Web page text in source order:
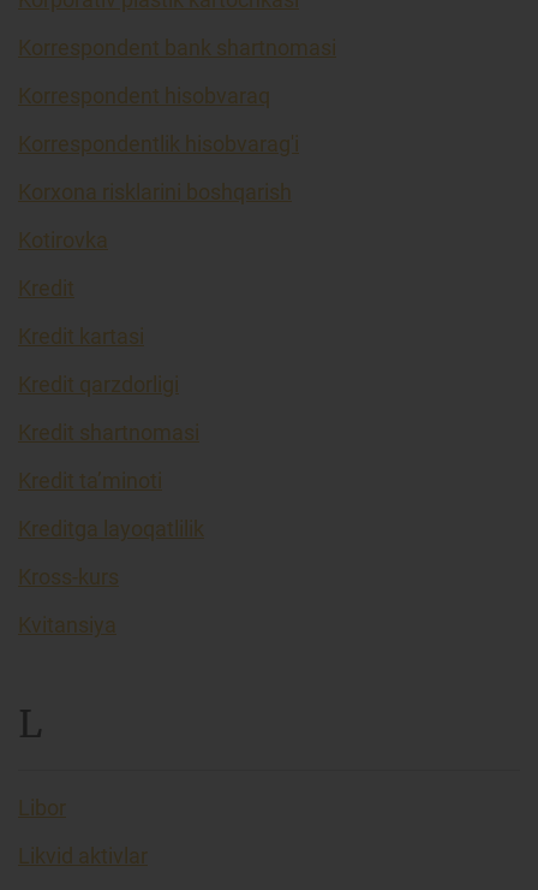
Korrespondent bank shartnomasi
Korrespondent hisobvaraq
Korrespondentlik hisobvarag'i
Korxona risklarini boshqarish
Kotirovka
Kredit
Kredit kartasi
Kredit qarzdorligi
Kredit shartnomasi
Kredit ta’minoti
Kreditga layoqatlilik
Kross-kurs
Kvitansiya
L
Libor
Likvid aktivlar